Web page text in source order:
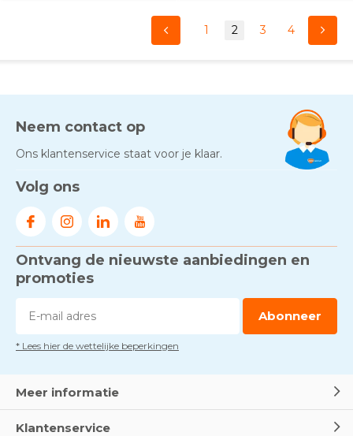
1 2 3 4
Neem contact op
Ons klantenservice staat voor je klaar.
Volg ons
Ontvang de nieuwste aanbiedingen en
promoties
Abonneer
* Lees hier de wettelijke beperkingen
Meer informatie
Klantenservice